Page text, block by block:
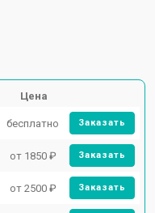
Цена
бесплатно Заказать
от 1850 ₽ Заказать
от 2500 ₽ Заказать